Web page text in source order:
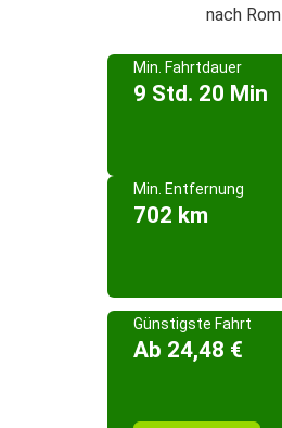
nach Rom
Min. Fahrtdauer
9 Std. 20 Min
Min. Entfernung
702 km
Günstigste Fahrt
Ab 24,48 €